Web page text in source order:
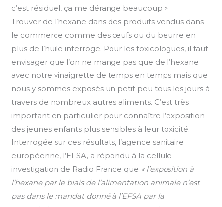
c’est résiduel, ça me dérange beaucoup »
Trouver de l’hexane dans des produits vendus dans
le commerce comme des œufs ou du beurre en
plus de l’huile interroge. Pour les toxicologues, il faut
envisager que l’on ne mange pas que de l’hexane
avec notre vinaigrette de temps en temps mais que
nous y sommes exposés un petit peu tous les jours à
travers de nombreux autres aliments. C’est très
important en particulier pour connaître l’exposition
des jeunes enfants plus sensibles à leur toxicité.
Interrogée sur ces résultats, l’agence sanitaire
européenne, l’EFSA, a répondu à la cellule
investigation de Radio France que « l’exposition à
l’hexane par le biais de l’alimentation animale n’est
pas dans le mandat donné à l’EFSA par la